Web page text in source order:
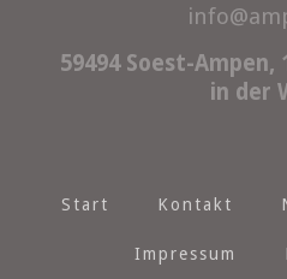
59494 Soest-Ampen,
in der
Start Kontakt
Impressum